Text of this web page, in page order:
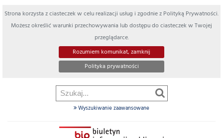
Strona korzysta z ciasteczek w celu realizacji usług i zgodnie z Polityką Prywatności.
Możesz określić warunki przechowywania lub dostępu do ciasteczek w Twojej
przeglądarce.
Rozumiem komunikat, zamknij
Polityka prywatności
Wyszukiwanie zaawansowane